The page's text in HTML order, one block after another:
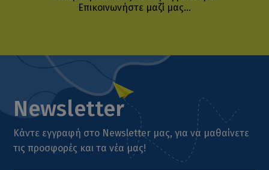
Επικοινωνήστε μαζί μας...
Newsletter
Κάντε εγγραφή στο Newsletter μας, για να μαθαίνετε
τις προσφορές και τα νέα μας!